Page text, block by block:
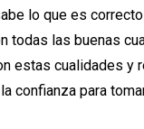
lo que es
todas las buenas
estas cualidades y
confianza para